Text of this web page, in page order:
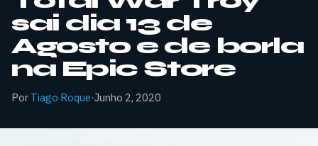
sai dia 13 de
Agosto e de borla
na Epic Store
Por Tiago Roque·Junho 2, 2020